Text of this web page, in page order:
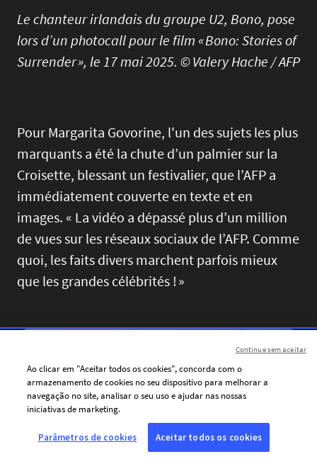
Le chanteur irlandais du groupe U2, Bono, pose
lors d’un photocall pour le film « Bono: Stories of
Surrender », le 17 mai 2025. © Valery Hache / AFP
Pour Margarita Govorine, l'un des sujets les plus
marquants a été la chute d’un palmier sur la
Croisette, blessant un festivalier, que l’AFP a
immédiatement couverte en texte et en
images. « La vidéo a dépassé plus d’un million
de vues sur les réseaux sociaux de l’AFP. Comme
quoi, les faits divers marchent parfois mieux
que les grandes célébrités ! »
Ao clicar em "Aceitar todos os cookies", concorda com o
armazenamento de cookies no seu dispositivo para melhorar a
navegação no site, analisar o seu uso e ajudar nas nossas
iniciativas de marketing.
Parâmetros de cookies Aceitar todos os cookies
Continue sem aceitar